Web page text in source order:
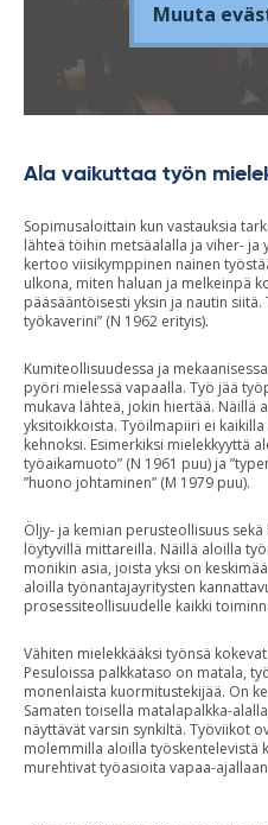
Muuta
Ala vaikuttaa työn
Sopimusaloittain kun vastauksia
lähteä töihin metsäalalla ja viher-
kertoo viisikymppinen nainen
ulkona, miten haluan ja melkeinpä
pääsääntöisesti yksin ja nautin
työkaverini” (N 1962 erityis).
Kumiteollisuudessa ja
pyöri mielessä vapaalla. Työ jää
mukava lähteä, jokin hiertää. Näillä
yksitoikkoista. Työilmapiiri ei
kehnoksi. Esimerkiksi mielekkyyttä
työaikamuoto” (N 1961 puu) ja
”huono johtaminen” (M 1979 puu).
Öljy- ja kemian perusteollisuus
löytyvillä mittareilla. Näillä aloilla
monikin asia, joista yksi on
aloilla työnantajayritysten
prosessiteollisuudelle kaikki
Vähiten mielekkääksi työnsä
Pesuloissa palkkataso on matala,
monenlaista kuormitustekijää. On
Samaten toisella matalapalkka-
näyttävät varsin synkiltä. Työviikot
molemmilla aloilla työskentelevistä
murehtivat työasioita vapaa-